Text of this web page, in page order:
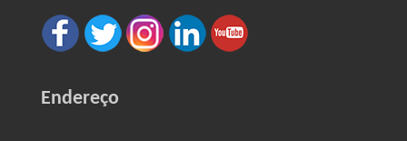
Endereço